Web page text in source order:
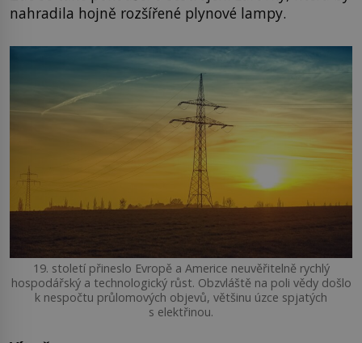
nahradila hojně rozšířené plynové lampy.
19. století přineslo Evropě a Americe neuvěřitelně rychlý
hospodářský a technologický růst. Obzvláště na poli vědy došlo
k nespočtu průlomových objevů, většinu úzce spjatých
s elektřinou.